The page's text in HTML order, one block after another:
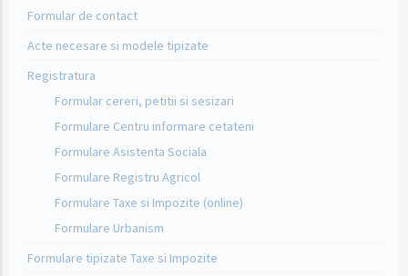
Formular de contact
Acte necesare si modele tipizate
Registratura
Formular cereri, petitii si sesizari
Formulare Centru informare cetateni
Formulare Asistenta Sociala
Formulare Registru Agricol
Formulare Taxe si Impozite (online)
Formulare Urbanism
Formulare tipizate Taxe si Impozite